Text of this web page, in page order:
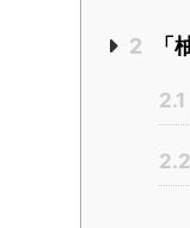
2 「
2.1
2.2